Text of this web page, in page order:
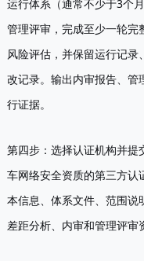
运行体系（通常不少于3个
管理评审，完成至少一轮完
风险评估，并保留运行记录
改记录。输出内审报告、管
行证据。
第四步：选择认证机构并提
车网络安全资质的第三方认
本信息、体系文件、范围说
差距分析、内审和管理评审